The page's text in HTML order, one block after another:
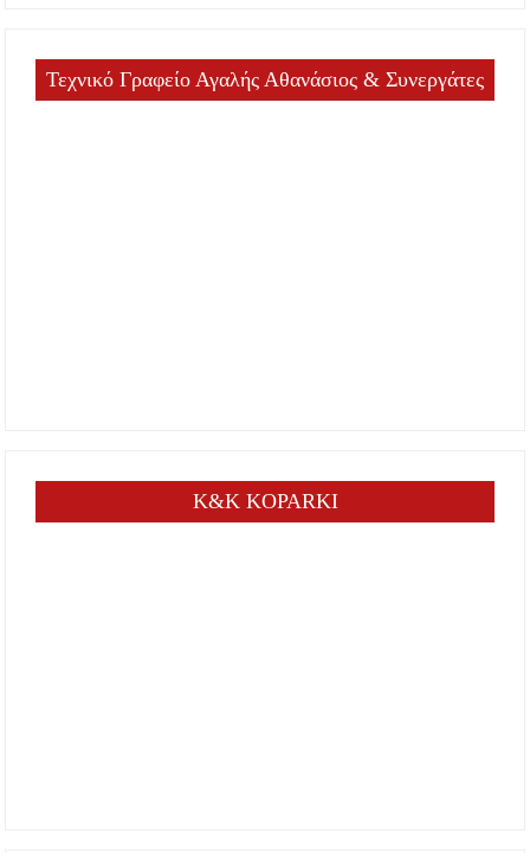
Τεχνικό Γραφείο Αγαλής Αθανάσιος & Συνεργάτες
K&K KOPARKI